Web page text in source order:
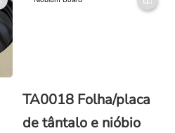
TA0018 Folha/placa
de tântalo e nióbio